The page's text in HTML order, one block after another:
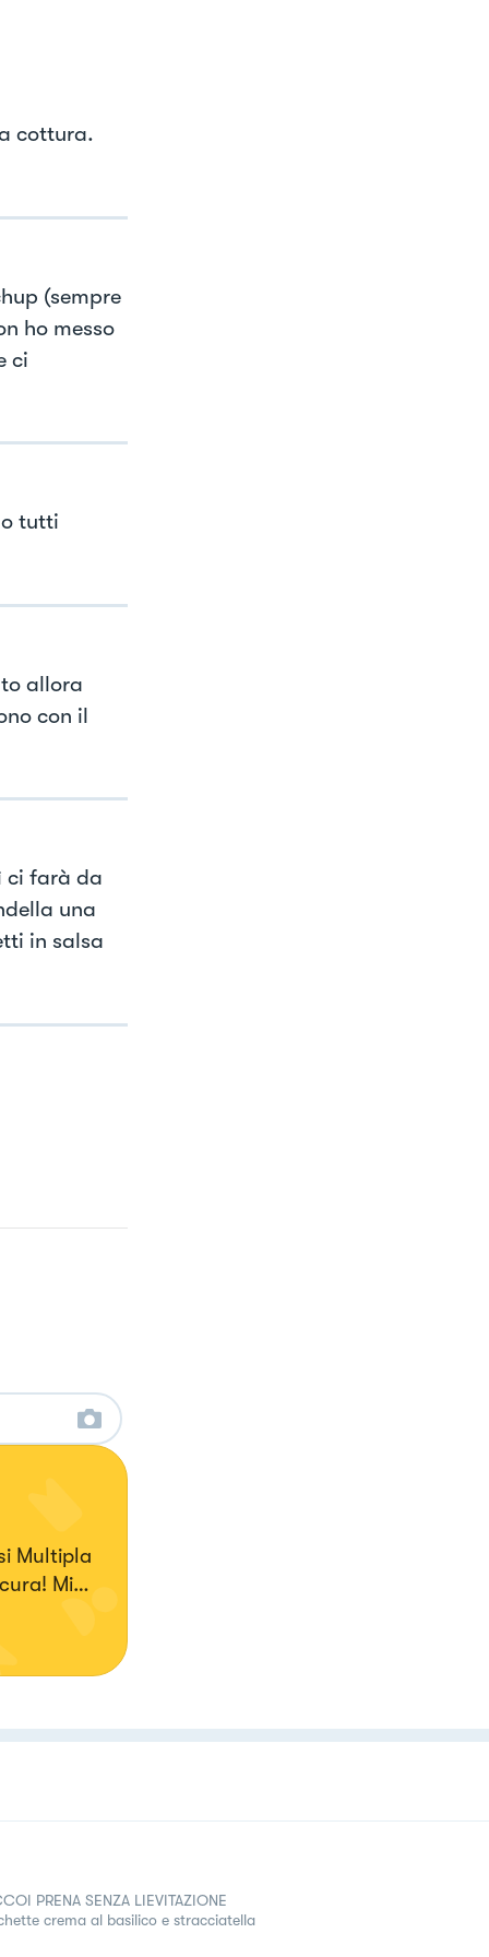
cottura.
(sempre
ho messo
ci
tutti
allora
con il
ci farà da
una
in salsa
Multipla
Mi
PRENA SENZA LIEVITAZIONE
crema al basilico e stracciatella